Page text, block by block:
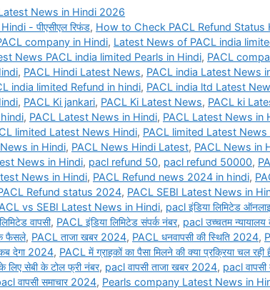
News in Hindi 2026
- पीएसीएल रिफंड, How to Check PACL Refund Status
company in Hindi, Latest News of PACL india
News PACL india limited Pearls in Hindi, PACL
, PACL Hindi Latest News, PACL india Latest News
india limited Refund in hindi, PACL india ltd Latest
, PACL Ki jankari, PACL Ki Latest News, PACL ki
, PACL Latest News in Hindi, PACL Latest News in
limited Latest News Hindi, PACL limited Latest News
in Hindi, PACL News Hindi Latest, PACL News in
News in Hindi, pacl refund 50, pacl refund 50000,
News in Hindi, PACL Refund news 2024 in hindi,
Refund status 2024, PACL SEBI Latest News in
vs SEBI Latest News in Hindi, pacl इंडिया लिमिटेड
वापसी, PACL इंडिया लिमिटेड संपर्क नंबर, pacl उच्चतम
के फैसले, PACL ताजा खबर 2024, PACL धनवापसी की स्थिति 2024,
देगा 2024, PACL में ग्राहकों का पैसा मिलने की क्या प्रक्रिया चल रही
लिए सेबी के टोल फ्री नंबर, pacl वापसी ताजा खबर 2024, pacl
वापसी समाचार 2024, Pearls company Latest News in